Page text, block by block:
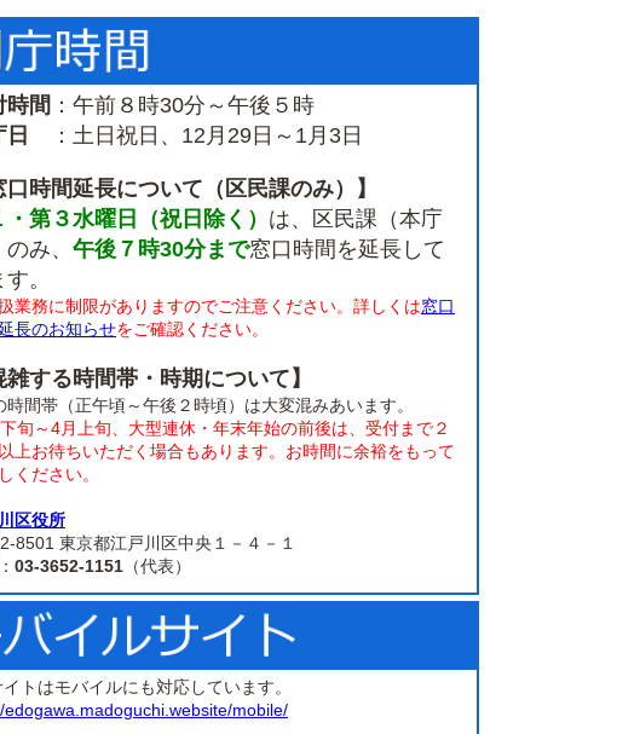
時間 ：午前８時30分～午後５時
日
：土日祝日、12月29日～1月3日
口時間延長について（区民課のみ）】
・第３水曜日（祝日除く） は、区民課（本庁
み、 午後７時30分まで窓口時間を延長して
。
業務に制限がありますのでご注意ください。詳しくは窓口
長のお知らせをご確認ください。
雑する時間帯・時期について】
時間帯（正午頃～午後２時頃）は大変混みあいます。
旬～4月上旬、大型連休・年末年始の前後は、受付まで２
上お待ちいただく場合もあります。お時間に余裕をもって
ください。
区役所
8501 東京都江戸川区中央１－４－１
03-3652-1151 （代表）
イトはモバイルにも対応しています。
edogawa.madoguchi.website/mobile/